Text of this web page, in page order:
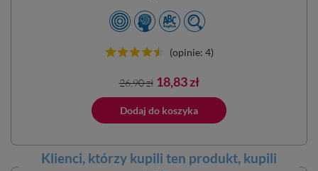
(opinie: 4)
Cena
podstawowa
26,90 zł Cena
18,83 zł
Dodaj do koszyka
Klienci, którzy kupili ten produkt, kupili